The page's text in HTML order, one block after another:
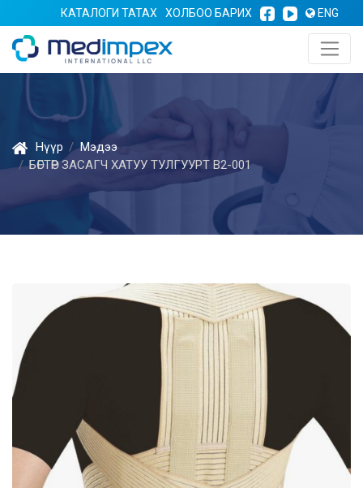
КАТАЛОГИ ТАТАХ ХОЛБОО БАРИХ ENG
Нүүр
Мэдээ
БӨГТӨР ЗАСАГЧ ХАТУУ ТУЛГУУРТ В2-001